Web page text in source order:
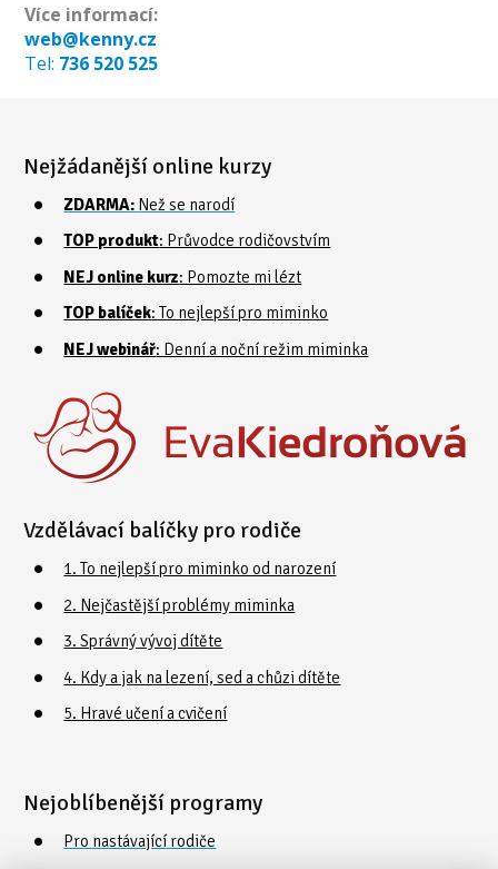
Více informací:
web@kenny.cz
Tel: 736 520 525
Nejžádanější online kurzy
ZDARMA: Než se narodí
TOP produkt: Průvodce rodičovstvím
NEJ online kurz: Pomozte mi lézt
TOP balíček: To nejlepší pro miminko
NEJ webinář: Denní a noční režim miminka
Vzdělávací balíčky pro rodiče
1. To nejlepší pro miminko od narození
2. Nejčastější problémy miminka
3. Správný vývoj dítěte
4. Kdy a jak na lezení, sed a chůzi dítěte
5. Hravé učení a cvičení
Nejoblíbenější programy
Pro nastávající rodiče